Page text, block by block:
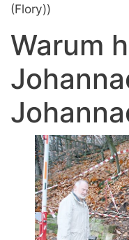
(Flory))
Warum